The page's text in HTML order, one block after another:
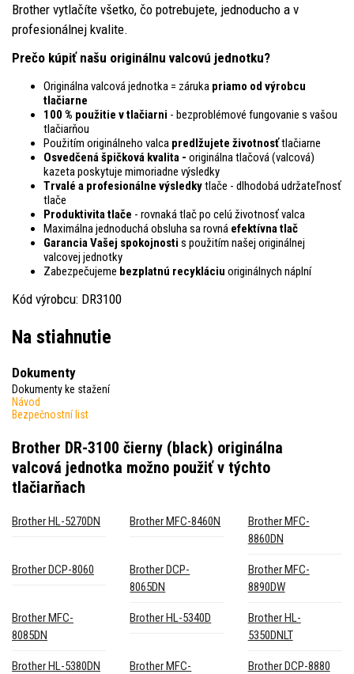
Brother vytlačíte všetko, čo potrebujete, jednoducho a v
profesionálnej kvalite.
Prečo kúpiť našu originálnu valcovú jednotku?
Originálna valcová jednotka = záruka priamo od výrobcu
tlačiarne
100 % použitie v tlačiarni - bezproblémové fungovanie s vašou
tlačiarňou
Použitím originálneho valca predlžujete životnosťtlačiarne
Osvedčená špičková kvalita - originálna tlačová (valcová)
kazeta poskytuje mimoriadne výsledky
Trvalé a profesionálne výsledkytlače - dlhodobá udržateľnosť
tlače
Produktivita tlače - rovnaká tlač po celú životnosť valca
Maximálna jednoduchá obsluha sa rovná efektívna tlač
Garancia Vašej spokojnosti s použitím našej originálnej
valcovej jednotky
Zabezpečujeme bezplatnú recykláciu originálnych náplní
Kód výrobcu: DR3100
Na stiahnutie
Dokumenty
Dokumenty ke stažení
Návod
Bezpečnostní list
Brother DR-3100 čierny (black) originálna
valcová jednotka možno použiť v týchto
tlačiarňach
Brother HL-5270DN Brother MFC-8460N
Brother MFC-
8860DN
Brother DCP-8060
Brother DCP-
8065DN
Brother MFC-
8890DW
Brother MFC-
8085DN
Brother HL-5340D
Brother HL-
5350DNLT
Brother HL-5380DN
Brother MFC-
Brother DCP-8880